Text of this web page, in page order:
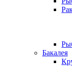
Бакалея